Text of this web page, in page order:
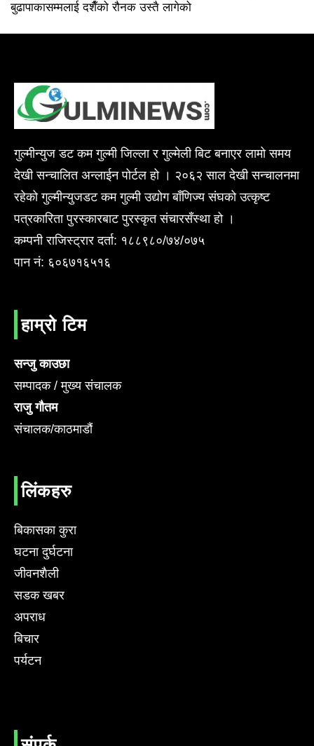
बुढापाकासम्मलाई दशैँको रौनक उस्तै लागेको
गुल्मीन्युज डट कम गुल्मी जिल्ला र गुल्मेली बिट बनाएर लामो समय
देखी सन्चालित अन्लाईन पोर्टल हो । २०६२ साल देखी सन्चालनमा
रहेको गुल्मीन्युजडट कम गुल्मी उद्योग बाँणिज्य संघको उत्कृष्ट
पत्रकारिता पुरस्कारबाट पुरस्कृत संचारसँस्था हो ।
कम्पनी राजिस्ट्रार दर्ता: १८८९८०/७४/०७५
पान नं: ६०६७१६५१६
हाम्रो टिम
सन्जु काउछा
सम्पादक / मुख्य संचालक
राजु गौतम
संचालक/काठमाडौं
लिंकहरु
बिकासका कुरा
घटना दुर्घटना
जीवनशैली
सडक खबर
अपराध
बिचार
पर्यटन